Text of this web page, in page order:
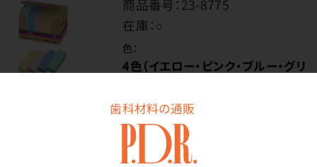
歯科材料の通販
商品番号：23-8775
在庫：○
色：
4色（イエロー・ピンク・ブルー・グリ
内容量：
1パック（90枚×25冊）